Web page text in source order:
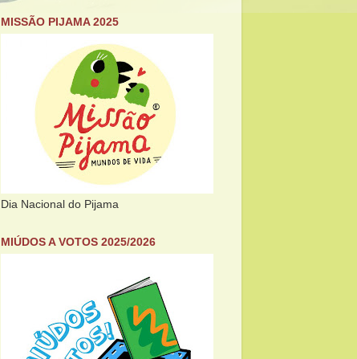
MISSÃO PIJAMA 2025
Dia Nacional do Pijama
MIÚDOS A VOTOS 2025/2026